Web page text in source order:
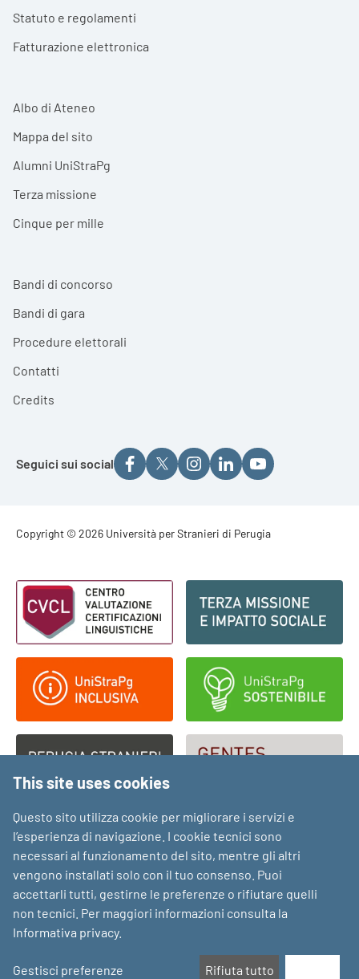
Statuto e regolamenti
Fatturazione elettronica
Albo di Ateneo
Mappa del sito
Alumni UniStraPg
Terza missione
Cinque per mille
Bandi di concorso
Bandi di gara
Procedure elettorali
Contatti
Credits
Seguici sui social
Footer - Copyright
Copyright © 2026 Università per Stranieri di Perugia
Footer - Loghi
This site uses cookies
Questo sito utilizza cookie per migliorare i servizi e
l’esperienza di navigazione. I cookie tecnici sono
necessari al funzionamento del sito, mentre gli altri
vengono installati solo con il tuo consenso. Puoi
accettarli tutti, gestirne le preferenze o rifiutare quelli
non tecnici. Per maggiori informazioni consulta la
Informativa privacy.
Gestisci preferenze Rifiuta tutto